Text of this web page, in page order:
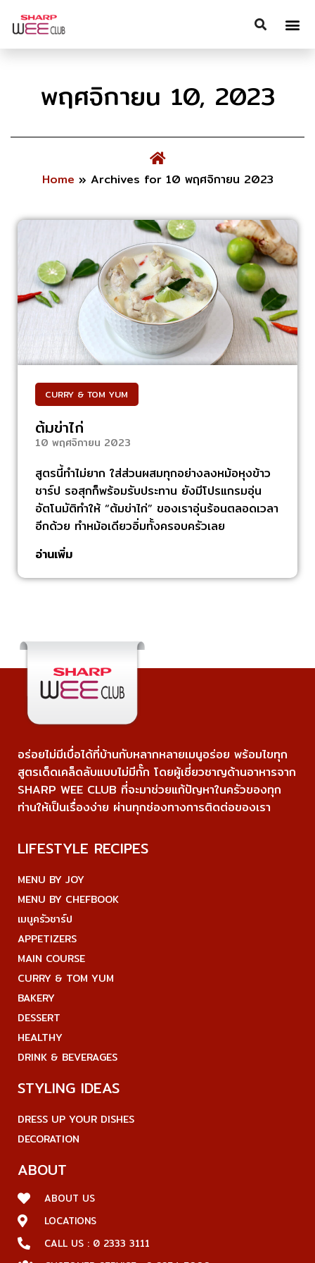
พฤศจิกายน 10, 2023
Home » Archives for 10 พฤศจิกายน 2023
CURRY & TOM YUM
ต้มข่าไก่
10 พฤศจิกายน 2023
สูตรนี้ทำไม่ยาก ใส่ส่วนผสมทุกอย่างลงหม้อหุงข้าว
ชาร์ป รอสุกก็พร้อมรับประทาน ยังมีโปรแกรมอุ่น
อัตโนมัติทำให้ “ต้มข่าไก่” ของเราอุ่นร้อนตลอดเวลา
อีกด้วย ทำหม้อเดียวอิ่มทั้งครอบครัวเลย
อ่านเพิ่ม
อร่อยไม่มีเบื่อได้ที่บ้านกับหลากหลายเมนูอร่อย พร้อมไขทุก
สูตรเด็ดเคล็ดลับแบบไม่มีกั๊ก โดยผู้เชี่ยวชาญด้านอาหารจาก
SHARP WEE CLUB ที่จะมาช่วยแก้ปัญหาในครัวของทุก
ท่านให้เป็นเรื่องง่าย ผ่านทุกช่องทางการติดต่อของเรา
LIFESTYLE RECIPES
MENU BY JOY
MENU BY CHEFBOOK
เมนูครัวชาร์ป
APPETIZERS
MAIN COURSE
CURRY & TOM YUM
BAKERY
DESSERT
HEALTHY
DRINK & BEVERAGES
STYLING IDEAS
DRESS UP YOUR DISHES
DECORATION
ABOUT
ABOUT US
LOCATIONS
CALL US : 0 2333 3111